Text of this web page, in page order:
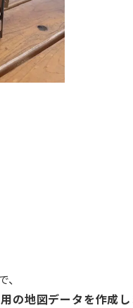
地図データを作成し